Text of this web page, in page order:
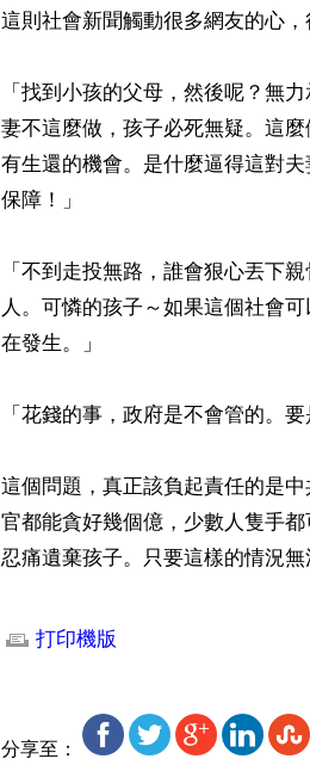
這則社會新聞觸動很多網友的心，
「找到小孩的父母，然後呢？無
妻不這麼做，孩子必死無疑。這
有生還的機會。是什麼逼得這對
保障！」
「不到走投無路，誰會狠心丟下
人。可憐的孩子～如果這個社會
在發生。」
「花錢的事，政府是不會管的。
這個問題，真正該負起責任的是
官都能貪好幾個億，少數人隻手
忍痛遺棄孩子。只要這樣的情況
打印機版
分享至：